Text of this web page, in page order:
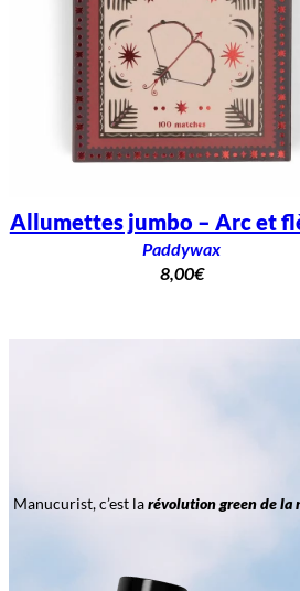
Allumettes jumbo – Arc et
Paddywax
8,00€
Manucurist, c’est larévolution green de la